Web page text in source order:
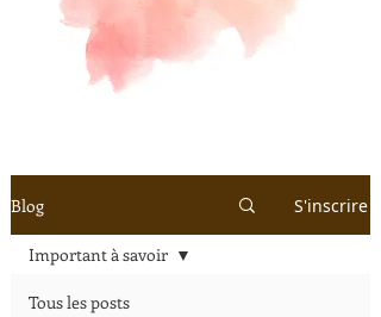
Blog S'inscrire
Tous les posts
Important à savoir